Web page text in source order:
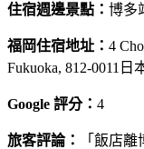
住宿週邊景點： 博多
福岡住宿地址： 4
Fukuoka, 812-0011日
Google 評分： 4
旅客評論：
「飯店